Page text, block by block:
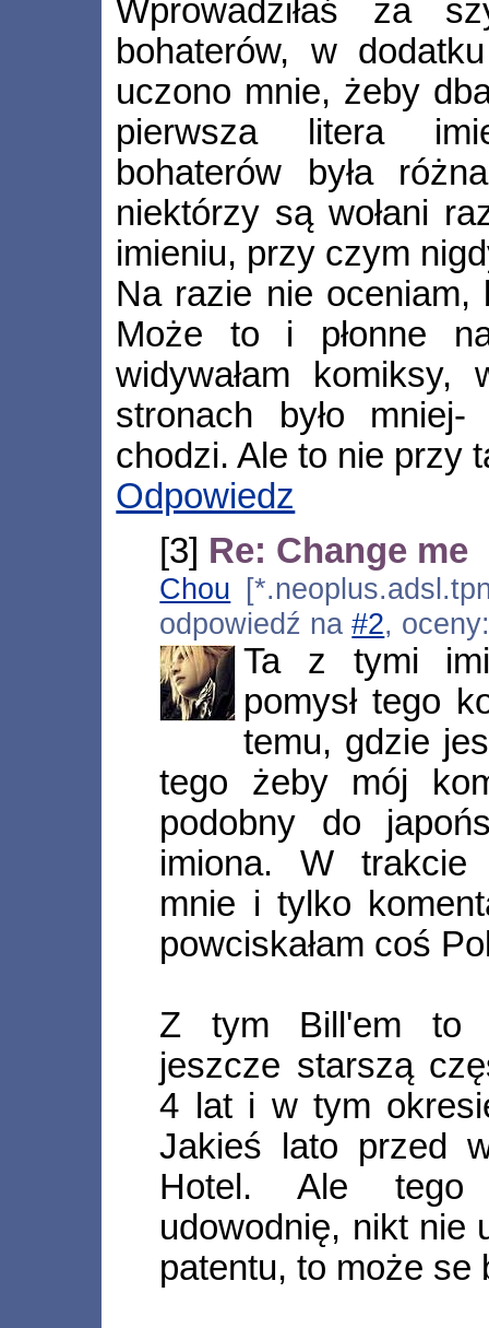
Wprowadziłaś za
bohaterów, w
uczono mnie, żeby
pierwsza litera
bohaterów była
niektórzy są wołani
imieniu, przy czym
Na razie nie
Może to i płonne
widywałam
stronach było
chodzi. Ale to nie przy
Odpowiedz
[3] Re: Change me
Chou
odpowiedź na#2,
Ta z tymi
pomysł tego
temu, gdzie
tego żeby mój
podobny do
imiona. W trakcie
mnie i tylko
powciskałam coś
Z tym Bill'em to
jeszcze starszą
4 lat i w tym
Jakieś lato przed
Hotel. Ale tego
udowodnię, nikt nie
patentu, to może se